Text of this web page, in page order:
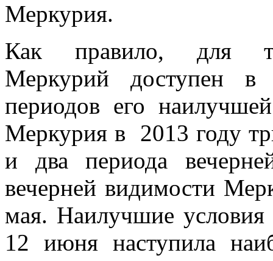
Меркурия.
Как правило, для
Меркурий доступен в
периодов его
Меркурия в 2013 году
и два периода
вечерней видимости
мая. Наилучшие
12 июня наступила